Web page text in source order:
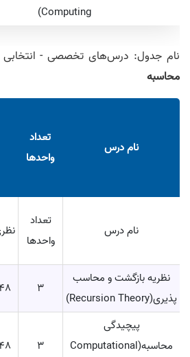
Computing)
نام جدول: درس‌های تخصصی -
محاسبه
نام درس
تعداد
واحدها
نام درس
تعداد
واحدها
نظریه بازگشت و محاسب
پذیری(Recursion Theory)
3
48
پیچیدگی
محاسبه(Computational
3
48